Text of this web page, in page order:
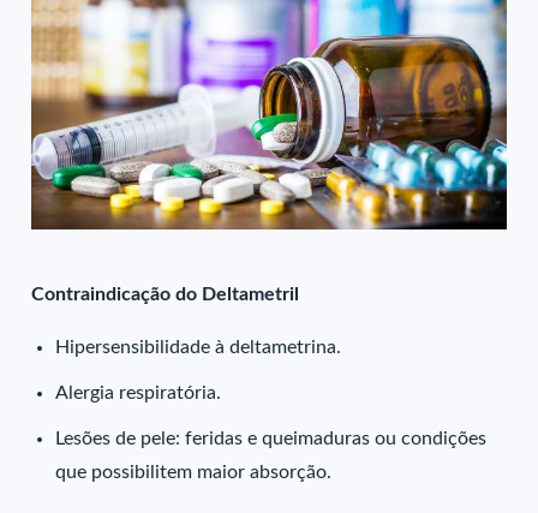
Contraindicação do Deltametril
Hipersensibilidade à deltametrina.
Alergia respiratória.
Lesões de pele: feridas e queimaduras ou condições
que possibilitem maior absorção.